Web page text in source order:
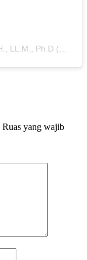
Ruas yang wajib